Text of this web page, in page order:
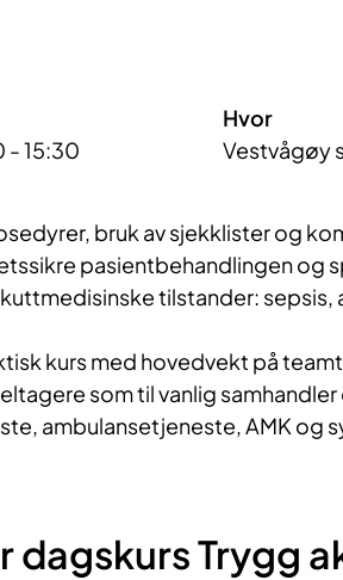
- 15:30
Hvor
Vestvågøy
bruk av sjekklister og
pasientbehandlingen og
tilstander:
kurs med hovedvekt på
som til vanlig
ambulansetjeneste, AMK og
dagskurs Trygg